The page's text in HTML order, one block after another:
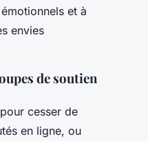
et à
envies
de soutien
cesser de
en ligne, ou